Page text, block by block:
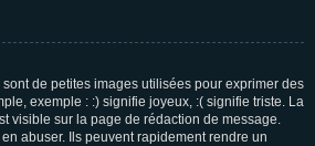
de petites images utilisées pour exprimer des
exemple : :) signifie joyeux, :( signifie triste. La
visible sur la page de rédaction de message.
abuser. Ils peuvent rapidement rendre un